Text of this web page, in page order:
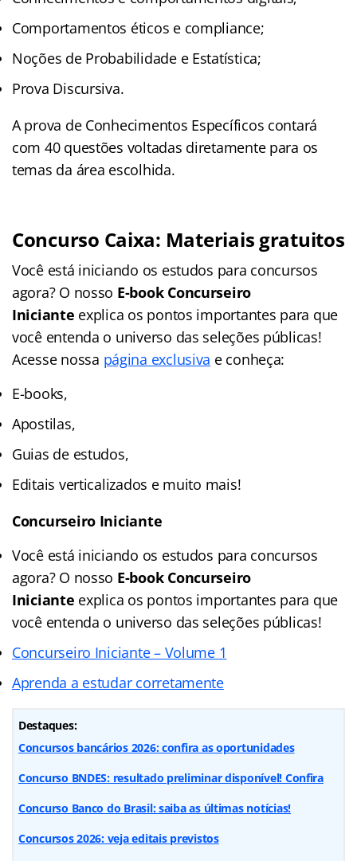
Comportamentos éticos e compliance;
Noções de Probabilidade e Estatística;
Prova Discursiva.
A prova de Conhecimentos Específicos contará
com 40 questões voltadas diretamente para os
temas da área escolhida.
Concurso Caixa: Materiais gratuitos
Você está iniciando os estudos para concursos
agora? O nosso E-book Concurseiro
Iniciante explica os pontos importantes para que
você entenda o universo das seleções públicas!
Acesse nossa página exclusiva e conheça:
E-books,
Apostilas,
Guias de estudos,
Editais verticalizados e muito mais!
Concurseiro Iniciante
Você está iniciando os estudos para concursos
agora? O nosso E-book Concurseiro
Iniciante explica os pontos importantes para que
você entenda o universo das seleções públicas!
Concurseiro Iniciante – Volume 1
Aprenda a estudar corretamente
Destaques:
Concursos bancários 2026: confira as oportunidades
Concurso BNDES: resultado preliminar disponível! Confira
Concurso Banco do Brasil: saiba as últimas notícias!
Concursos 2026: veja editais previstos